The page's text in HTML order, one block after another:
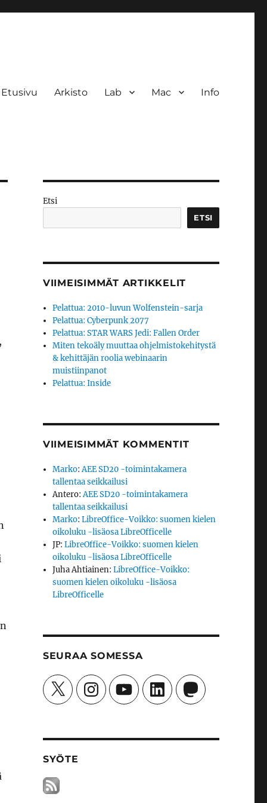
Etusivu Arkisto Lab Mac Info
Etsi
ETSI
VIIMEISIMMÄT ARTIKKELIT
Pelattua: 2010-luvun Wolfenstein-sarja
Pelattua: Cyberpunk 2077
Pelattua: STAR WARS Jedi: Fallen Order
Miten tekoäly muuttaa ohjelmistokehitystä
& kehittäjän roolia webinaarin
muistiinpanot
Pelattua: Inside
VIIMEISIMMÄT KOMMENTIT
Marko:AEE SD20 -toimintakamera
tallentaa seikkailusi
Antero:AEE SD20 -toimintakamera
tallentaa seikkailusi
Marko:LibreOffice-Voikko: suomen kielen
oikoluku -lisäosa LibreOfficelle
JP:LibreOffice-Voikko: suomen kielen
oikoluku -lisäosa LibreOfficelle
Juha Ahtiainen:LibreOffice-Voikko:
suomen kielen oikoluku -lisäosa
LibreOfficelle
SEURAA SOMESSA
X InstagramYouTubeLinkedInMastodon
SYÖTE